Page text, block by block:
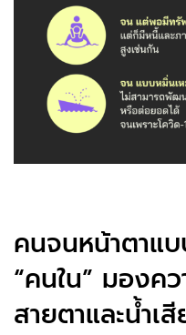
คนจนหน้าตาแ
“คนใน” มองค
สายตาและน้ำเ